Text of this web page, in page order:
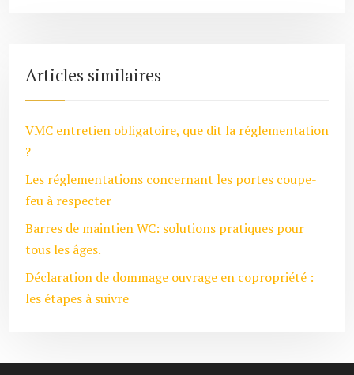
Articles similaires
VMC entretien obligatoire, que dit la réglementation
?
Les réglementations concernant les portes coupe-
feu à respecter
Barres de maintien WC: solutions pratiques pour
tous les âges.
Déclaration de dommage ouvrage en copropriété :
les étapes à suivre